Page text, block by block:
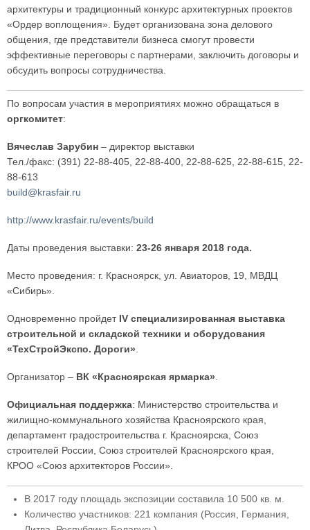
архитектуры и традиционный конкурс архитектурных проектов
«Ордер воплощения». Будет организована зона делового
общения, где представители бизнеса смогут провести
эффективные переговоры с партнерами, заключить договоры и
обсудить вопросы сотрудничества.
По вопросам участия в мероприятиях можно обращаться в
оргкомитет:
Вячеслав Зарубин – директор выставки
Тел./факс: (391) 22-88-405, 22-88-400, 22-88-625, 22-88-615, 22-
88-613
build@krasfair.ru
http://www.krasfair.ru/events/build
Даты проведения выставки: 23-26 января 2018 года.
Место проведения: г. Красноярск, ул. Авиаторов, 19, МВДЦ
«Сибирь».
Одновременно пройдет IV специализированная выставка
строительной и складской техники и оборудования
«ТехСтройЭкспо. Дороги».
Организатор – ВК «Красноярская ярмарка».
Официальная поддержка: Министерство строительства и
жилищно-коммунального хозяйства Красноярского края,
департамент градостроительства г. Красноярска, Союз
строителей России, Союз строителей Красноярского края,
КРОО «Союз архитекторов России».
В 2017 году площадь экспозиции составила 10 500 кв. м.
Количество участников: 221 компания (Россия, Германия,